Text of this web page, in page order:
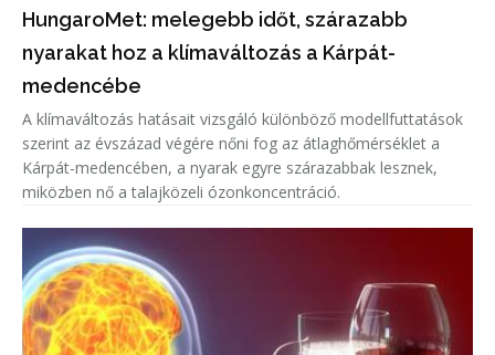
HungaroMet: melegebb időt, szárazabb
nyarakat hoz a klímaváltozás a Kárpát-
medencébe
A klímaváltozás hatásait vizsgáló különböző modellfuttatások
szerint az évszázad végére nőni fog az átlaghőmérséklet a
Kárpát-medencében, a nyarak egyre szárazabbak lesznek,
miközben nő a talajközeli ózonkoncentráció.